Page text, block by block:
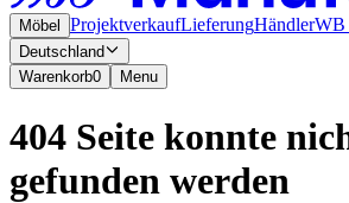
Möbel ProjektverkaufLieferungHändlerWB
Deutschland
Warenkorb0 Menu
404 Seite konnte
gefunden werden